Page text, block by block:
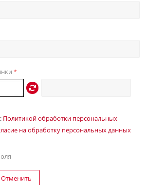
*
Политикой обработки персональных
на обработку персональных данных
Отменить